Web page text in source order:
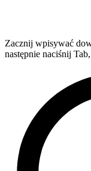
Zacznij wpisywać
następnie naciśnij